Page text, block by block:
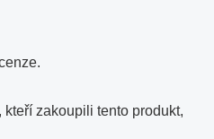
zakoupili tento produkt,